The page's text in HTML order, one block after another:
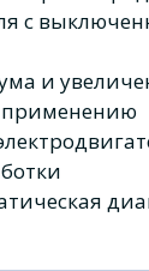
с
и
применению